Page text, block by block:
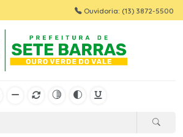
Ouvidoria: (13) 3872-5500